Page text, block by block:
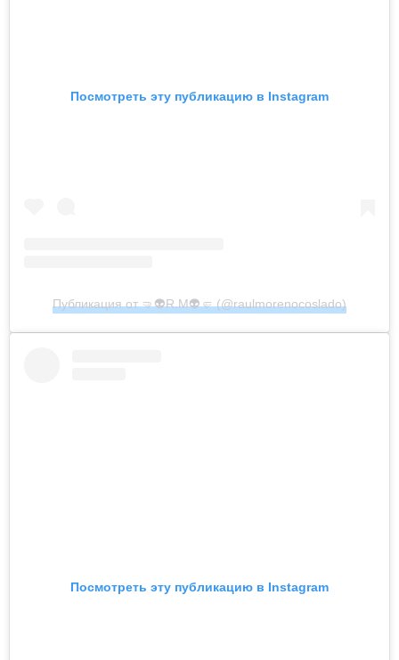
Посмотреть эту публикацию в Instagram
Публикация от 🤜👽R.M👽🤛 (@raulmorenocoslado)
Посмотреть эту публикацию в Instagram